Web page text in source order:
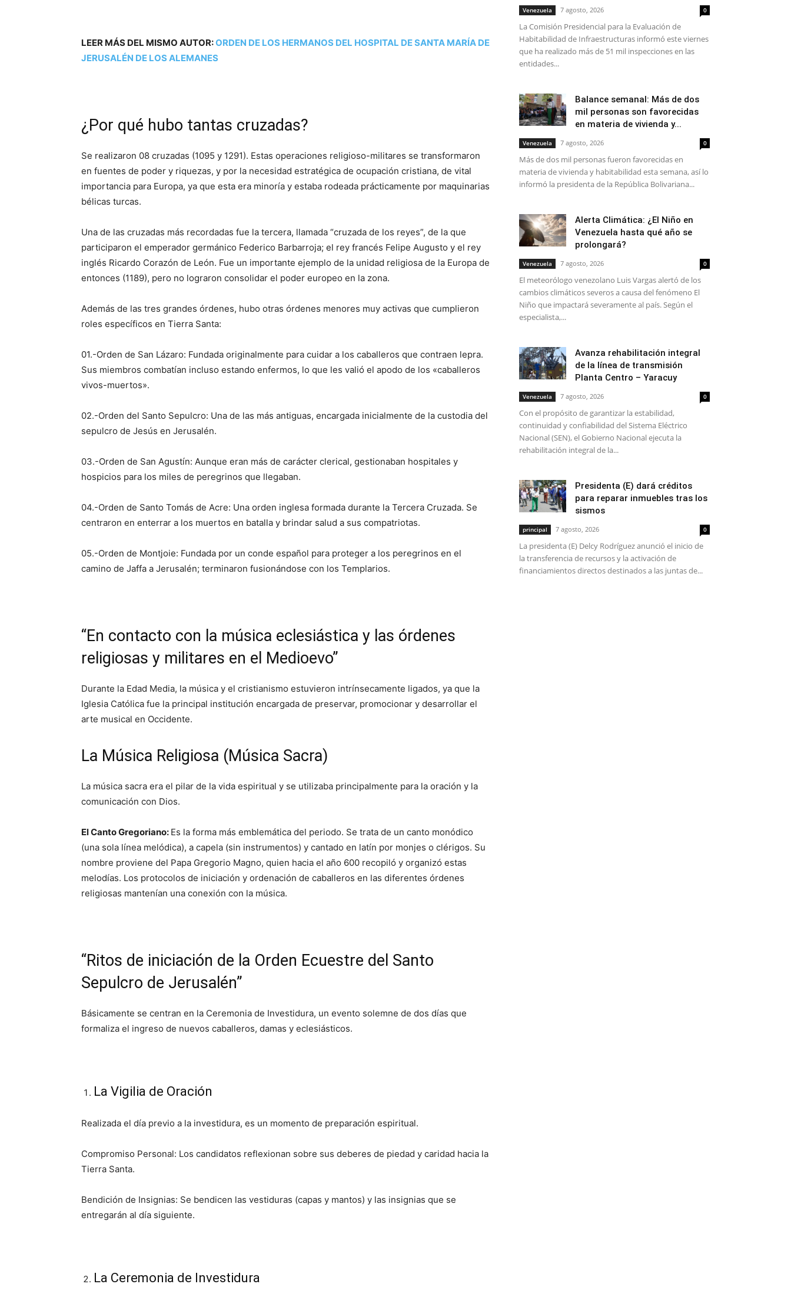
LEER MÁS DEL MISMO AUTOR:ORDEN DE LOS HERMANOS DEL HOSPITAL DE SANTA MARÍA DE
JERUSALÉN DE LOS ALEMANES
¿Por qué hubo tantas cruzadas?
Se realizaron 08 cruzadas (1095 y 1291). Estas operaciones religioso-militares se transformaron
en fuentes de poder y riquezas, y por la necesidad estratégica de ocupación cristiana, de vital
importancia para Europa, ya que esta era minoría y estaba rodeada prácticamente por maquinarias
bélicas turcas.
Una de las cruzadas más recordadas fue la tercera, llamada “cruzada de los reyes”, de la que
participaron el emperador germánico Federico Barbarroja; el rey francés Felipe Augusto y el rey
inglés Ricardo Corazón de León. Fue un importante ejemplo de la unidad religiosa de la Europa de
entonces (1189), pero no lograron consolidar el poder europeo en la zona.
Además de las tres grandes órdenes, hubo otras órdenes menores muy activas que cumplieron
roles específicos en Tierra Santa:
01.-Orden de San Lázaro: Fundada originalmente para cuidar a los caballeros que contraen lepra.
Sus miembros combatían incluso estando enfermos, lo que les valió el apodo de los «caballeros
vivos-muertos».
02.-Orden del Santo Sepulcro: Una de las más antiguas, encargada inicialmente de la custodia del
sepulcro de Jesús en Jerusalén.
03.-Orden de San Agustín: Aunque eran más de carácter clerical, gestionaban hospitales y
hospicios para los miles de peregrinos que llegaban.
04.-Orden de Santo Tomás de Acre: Una orden inglesa formada durante la Tercera Cruzada. Se
centraron en enterrar a los muertos en batalla y brindar salud a sus compatriotas.
05.-Orden de Montjoie: Fundada por un conde español para proteger a los peregrinos en el
camino de Jaffa a Jerusalén; terminaron fusionándose con los Templarios.
“En contacto con la música eclesiástica y las órdenes
religiosas y militares en el Medioevo”
Durante la Edad Media, la música y el cristianismo estuvieron intrínsecamente ligados, ya que la
Iglesia Católica fue la principal institución encargada de preservar, promocionar y desarrollar el
arte musical en Occidente.
La Música Religiosa (Música Sacra)
La música sacra era el pilar de la vida espiritual y se utilizaba principalmente para la oración y la
comunicación con Dios.
El Canto Gregoriano: Es la forma más emblemática del periodo. Se trata de un canto monódico
(una sola línea melódica), a capela (sin instrumentos) y cantado en latín por monjes o clérigos. Su
nombre proviene del Papa Gregorio Magno, quien hacia el año 600 recopiló y organizó estas
melodías. Los protocolos de iniciación y ordenación de caballeros en las diferentes órdenes
religiosas mantenían una conexión con la música.
“Ritos de iniciación de la Orden Ecuestre del Santo
Sepulcro de Jerusalén”
Básicamente se centran en la Ceremonia de Investidura, un evento solemne de dos días que
formaliza el ingreso de nuevos caballeros, damas y eclesiásticos.
La Vigilia de Oración
Realizada el día previo a la investidura, es un momento de preparación espiritual.
Compromiso Personal: Los candidatos reflexionan sobre sus deberes de piedad y caridad hacia la
Tierra Santa.
Bendición de Insignias: Se bendicen las vestiduras (capas y mantos) y las insignias que se
entregarán al día siguiente.
La Ceremonia de Investidura
Venezuela 7 agosto, 2026 0
La Comisión Presidencial para la Evaluación de
Habitabilidad de Infraestructuras informó este viernes
que ha realizado más de 51 mil inspecciones en las
entidades...
Balance semanal: Más de dos
mil personas son favorecidas
en materia de vivienda y...
Venezuela 7 agosto, 2026 0
Más de dos mil personas fueron favorecidas en
materia de vivienda y habitabilidad esta semana, así lo
informó la presidenta de la República Bolivariana...
Alerta Climática: ¿El Niño en
Venezuela hasta qué año se
prolongará?
Venezuela 7 agosto, 2026 0
El meteorólogo venezolano Luis Vargas alertó de los
cambios climáticos severos a causa del fenómeno El
Niño que impactará severamente al país. Según el
especialista,...
Avanza rehabilitación integral
de la línea de transmisión
Planta Centro – Yaracuy
Venezuela 7 agosto, 2026 0
Con el propósito de garantizar la estabilidad,
continuidad y confiabilidad del Sistema Eléctrico
Nacional (SEN), el Gobierno Nacional ejecuta la
rehabilitación integral de la...
Presidenta (E) dará créditos
para reparar inmuebles tras los
sismos
principal 7 agosto, 2026 0
La presidenta (E) Delcy Rodríguez anunció el inicio de
la transferencia de recursos y la activación de
financiamientos directos destinados a las juntas de...